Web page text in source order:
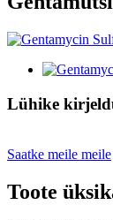
Lühike
Saatke meile meile
Toote